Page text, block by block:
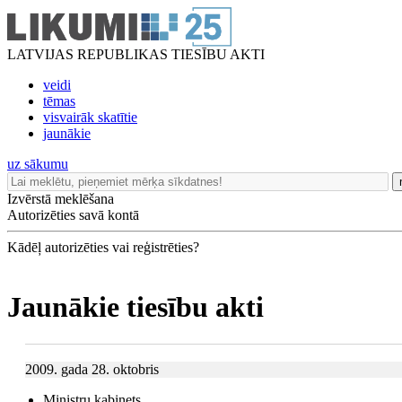
LATVIJAS REPUBLIKAS TIESĪBU AKTI
veidi
tēmas
visvairāk skatītie
jaunākie
uz sākumu
Izvērstā meklēšana
Autorizēties savā kontā
Kādēļ autorizēties vai reģistrēties?
Jaunākie tiesību akti
2009. gada 28. oktobris